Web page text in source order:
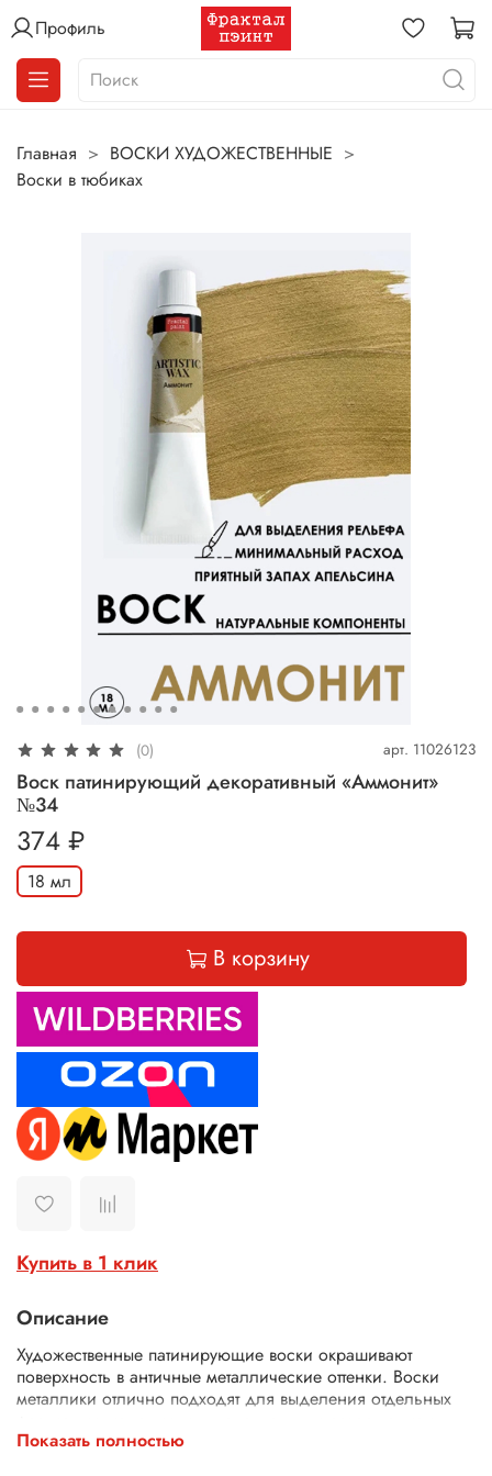
Профиль
Главная
ВОСКИ ХУДОЖЕСТВЕННЫЕ
Воски в тюбиках
(0) арт. 11026123
Воск патинирующий декоративный «Аммонит»
№34
374 ₽
18 мл
В корзину
Купить в 1 клик
Описание
Художественные патинирующие воски окрашивают
поверхность в античные металлические оттенки. Воски
металлики отлично подходят для выделения отдельных
облика предмета. Текстура восков мягкая, плотная. Воск
Показать полностью